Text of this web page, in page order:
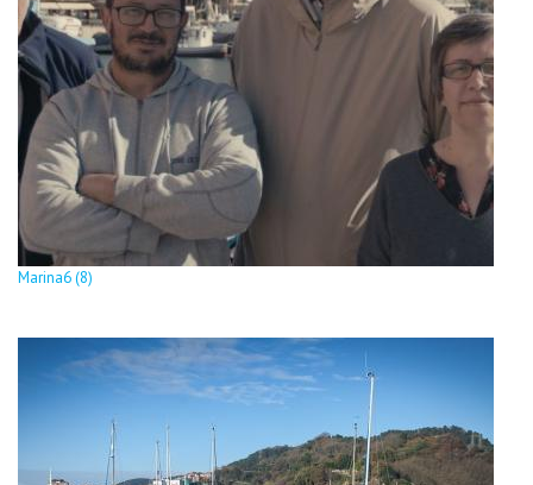
Marina6 (8)